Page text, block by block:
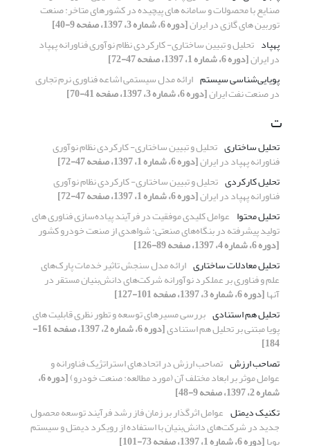
صنایع با محصولات و سامانه های پیچیده در کشورهای متاخر: صنعت
توربین های گازی در ایران[دوره 6، شماره 3، 1397، صفحه 9-40]
پهپاد تحلیل و تبیین ساختاری- کارکردی نظام نوآوری فناورانه پهپاد
در ایران[دوره 6، شماره 1، 1397، صفحه 47-72]
پویایی‌شناسی سیستم ارائه مدل سیستمی اشاعه فناوری نرم تجاری
در صنعت نفت ایران[دوره 6، شماره 3، 1397، صفحه 41-70]
ت
تحلیل ساختاری تحلیل و تبیین ساختاری- کارکردی نظام نوآوری
فناورانه پهپاد در ایران[دوره 6، شماره 1، 1397، صفحه 47-72]
تحلیل کارکردی تحلیل و تبیین ساختاری- کارکردی نظام نوآوری
فناورانه پهپاد در ایران[دوره 6، شماره 1، 1397، صفحه 47-72]
تحلیل محتوا عوامل کلیدی موفقیت در فرآیند پیاده‌سازی فناوری های
تولید پیشرفته در بنگاه‌های صنعتی: شواهدی از صنعت خودرو کشور
[دوره 6، شماره 4، 1397، صفحه 89-126]
تحلیل معادلات ساختاری ارائه مدل سنجش تاثیر خدمات پارک‌های
علم و فناوری بر عملکرد نوآورانه شرکت‌های دانش‌بنیان مستقر در
آنها[دوره 6، شماره 3، 1397، صفحه 101-127]
تحلیل هم استنادی بررسی مسیرهای توسعه و تطور نظری قابلیت های
پویا مبتنی بر تحلیل هم استنادی [دوره 6، شماره 2، 1397، صفحه 161-
184]
تصاحب ارزش تصاحب ارزش در اتحادهای استراتژیک فناورانه و
عوامل موثر بر ابعاد مختلف آن (مورد مطالعه: صنعت خودرو) [دوره 6،
شماره 2، 1397، صفحه 9-48]
تکنیک دیمتل عوامل اثرگذار بر زمان فاز رشد فرآیند توسعه محصول
جدید در شرکت‌های دانش‌بنیان با استفاده از رویکرد دیمتل و سیستم
پویا[دوره 6، شماره 1، 1397، صفحه 73-101]